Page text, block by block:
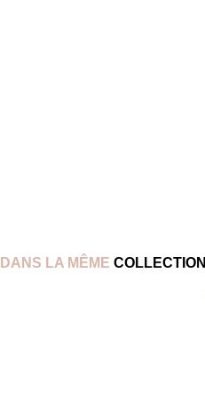
DANS LA MÊME COLLECTION